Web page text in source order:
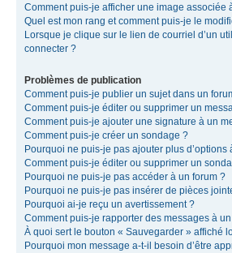
Comment puis-je afficher une image associée
Quel est mon rang et comment puis-je le
Lorsque je clique sur le lien de courriel d’un
connecter ?
Problèmes de publication
Comment puis-je publier un sujet dans un
Comment puis-je éditer ou supprimer un
Comment puis-je ajouter une signature à un
Comment puis-je créer un sondage ?
Pourquoi ne puis-je pas ajouter plus d’options
Comment puis-je éditer ou supprimer un
Pourquoi ne puis-je pas accéder à un forum ?
Pourquoi ne puis-je pas insérer de pièces
Pourquoi ai-je reçu un avertissement ?
Comment puis-je rapporter des messages à
À quoi sert le bouton « Sauvegarder » affiché
Pourquoi mon message a-t-il besoin d’être